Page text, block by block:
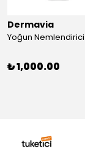
Dermavia
₺ 1,000.00